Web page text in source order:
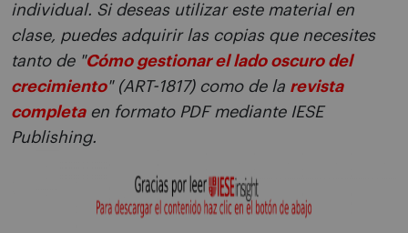
individual. Si deseas utilizar este material en
clase, puedes adquirir las copias que necesites
tanto de "Cómo gestionar el lado oscuro del
crecimiento" (ART-1817) como de la revista
completaen formato PDF mediante IESE
Publishing.